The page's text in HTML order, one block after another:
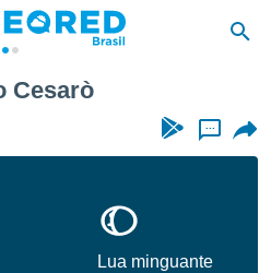
Cesarò
...
Lua minguante